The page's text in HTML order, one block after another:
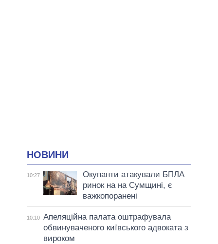
НОВИНИ
10:27
Окупанти атакували БПЛА
ринок на на Сумщині, є
важкопоранені
10:10 Апеляційна палата оштрафувала
обвинуваченого київського адвоката з
вироком